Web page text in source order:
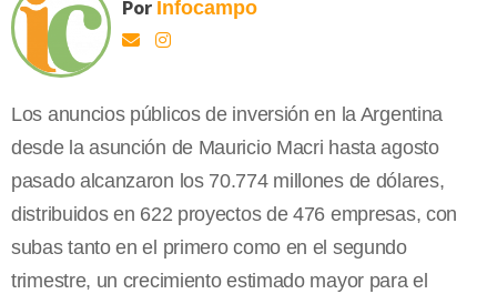
Por Infocampo
Los anuncios públicos de inversión en la Argentina
desde la asunción de Mauricio Macri hasta agosto
pasado alcanzaron los 70.774 millones de dólares,
distribuidos en 622 proyectos de 476 empresas, con
subas tanto en el primero como en el segundo
trimestre, un crecimiento estimado mayor para el